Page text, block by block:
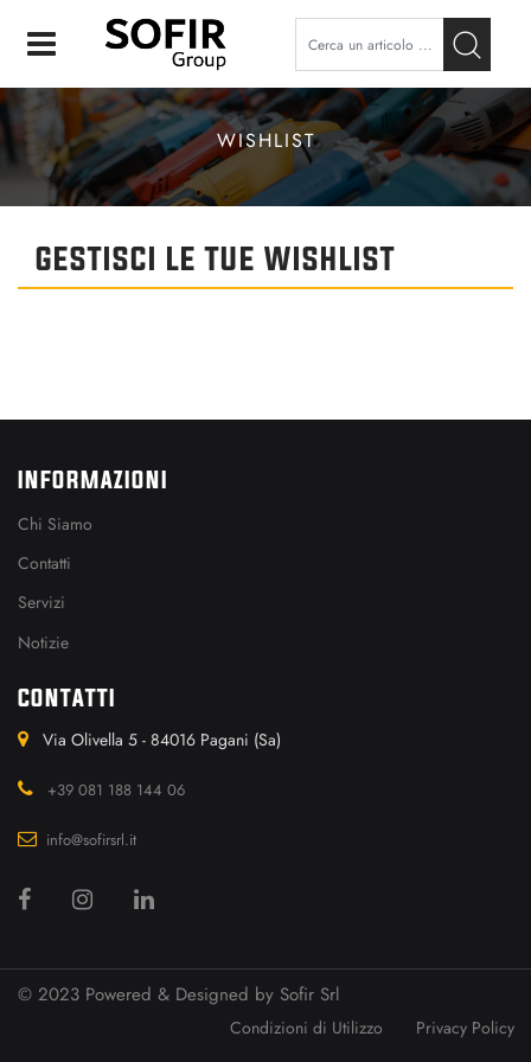
WISHLIST
GESTISCI LE TUE WISHLIST
INFORMAZIONI
Chi Siamo
Contatti
Servizi
Notizie
CONTATTI
Via Olivella 5 - 84016 Pagani (Sa)
+39 081 188 144 06
info@sofirsrl.it
© 2023 Powered & Designed by Sofir Srl
Condizioni di Utilizzo Privacy Policy